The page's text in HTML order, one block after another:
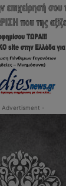
Advertisment -